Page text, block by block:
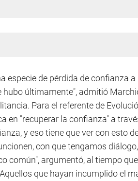
especie de pérdida de confianza
hubo últimamente", admitió
Para el referente de
en "recuperar la confianza" a
y eso tiene que ver con esto
con que tengamos
común", argumentó, al tiempo
que hayan incumplido el